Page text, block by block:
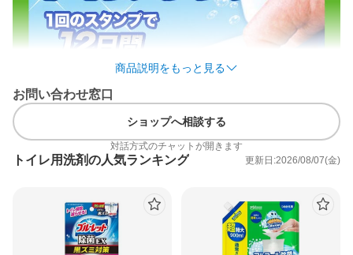
商品説明をもっと見る
お問い合わせ窓口
ショップへ相談する
対話方式のチャットが開きます
トイレ用洗剤の人気ランキング 更新日:2026/08/07(金)